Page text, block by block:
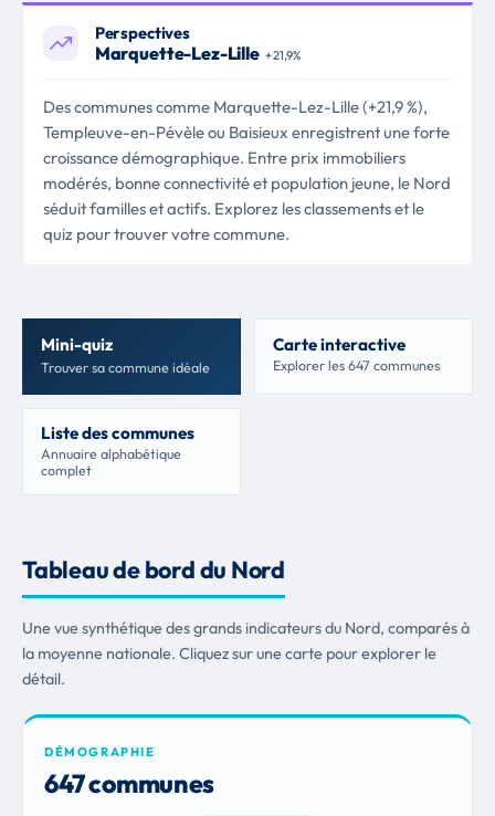
Perspectives
Marquette-Lez-Lille + 21,9%
Des communes comme Marquette-Lez-Lille (+21,9 %),
Templeuve-en-Pévèle ou Baisieux enregistrent une forte
croissance démographique. Entre prix immobiliers
modérés, bonne connectivité et population jeune, le Nord
séduit familles et actifs. Explorez les classements et le
quiz pour trouver votre commune.
Mini-quiz
Trouver sa commune idéale
Carte interactive
Explorer les 647 communes
Liste des communes
Annuaire alphabétique
complet
Tableau de bord du Nord
Une vue synthétique des grands indicateurs du Nord, comparés à
la moyenne nationale. Cliquez sur une carte pour explorer le
détail.
DÉMOGRAPHIE
647 communes